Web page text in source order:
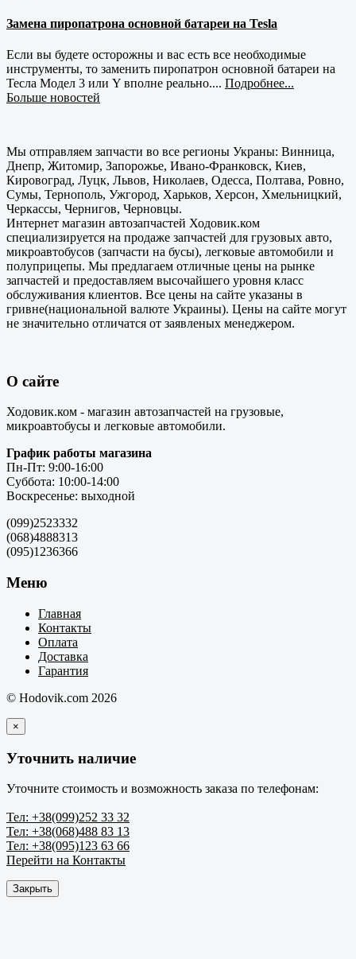
Замена пиропатрона основной батареи на Tesla
Если вы будете осторожны и вас есть все необходимые
инструменты, то заменить пиропатрон основной батареи на
Тесла Модел 3 или Y вполне реально.... Подробнее...
Больше новостей
Мы отправляем запчасти во все регионы Украны: Винница,
Днепр, Житомир, Запорожье, Ивано-Франковск, Киев,
Кировоград, Луцк, Львов, Николаев, Одесса, Полтава, Ровно,
Сумы, Тернополь, Ужгород, Харьков, Херсон, Хмельницкий,
Черкассы, Чернигов, Черновцы.
Интернет магазин автозапчастей Ходовик.ком
специализируется на продаже запчастей для грузовых авто,
микроавтобусов (запчасти на бусы), легковые автомобили и
полуприцепы. Мы предлагаем отличные цены на рынке
запчастей и предоставляем высочайшего уровня класс
обслуживания клиентов. Все цены на сайте указаны в
гривне(национальной валюте Украины). Цены на сайте могут
не значительно отличатся от заявленых менеджером.
О сайте
Ходовик.ком - магазин автозапчастей на грузовые,
микроавтобусы и легковые автомобили.
График работы магазина
Пн-Пт: 9:00-16:00
Суббота: 10:00-14:00
Воскресенье: выходной
(099)2523332
(068)4888313
(095)1236366
Меню
Главная
Контакты
Оплата
Доставка
Гарантия
© Hodovik.com 2026
×
Уточнить наличие
Уточните стоимость и возможность заказа по телефонам:
Тел: +38(099)252 33 32
Тел: +38(068)488 83 13
Тел: +38(095)123 63 66
Перейти на Контакты
Закрыть